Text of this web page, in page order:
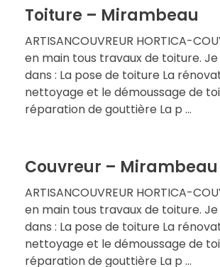
Toiture – Mirambeau
ARTISANCOUVREUR HORTICA-
en main tous travaux de toiture. Je
dans : La pose de toiture La
nettoyage et le démoussage de
réparation de gouttière La p ...
Couvreur – Mirambeau
ARTISANCOUVREUR HORTICA-
en main tous travaux de toiture. Je
dans : La pose de toiture La
nettoyage et le démoussage de
réparation de gouttière La p ...